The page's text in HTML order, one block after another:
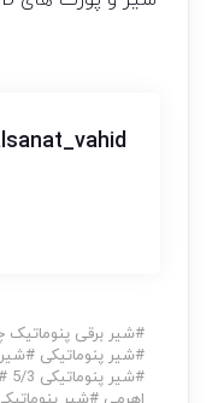
#شیر برقی
#شیر پنوماتیکی #شیر
#شیر پنوماتیکی 5/3